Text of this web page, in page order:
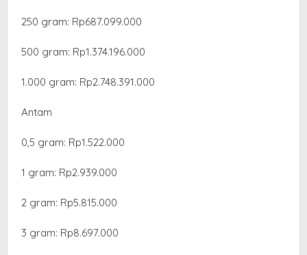
‎250 gram: Rp687.099.000
‎500 gram: Rp1.374.196.000
‎1.000 gram: Rp2.748.391.000
Antam
0,5 gram: Rp1.522.000
‎1 gram: Rp2.939.000
‎2 gram: Rp5.815.000
3 gram: Rp8.697.000